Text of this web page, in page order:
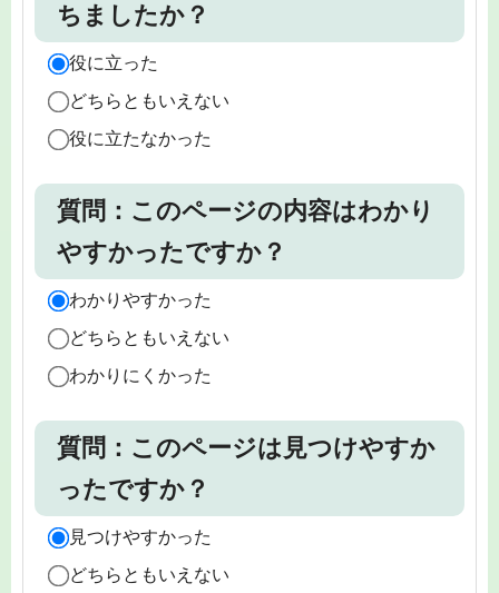
ちましたか？
役に立った
どちらともいえない
役に立たなかった
質問：このページの内容はわかり
やすかったですか？
わかりやすかった
どちらともいえない
わかりにくかった
質問：このページは見つけやすか
ったですか？
見つけやすかった
どちらともいえない